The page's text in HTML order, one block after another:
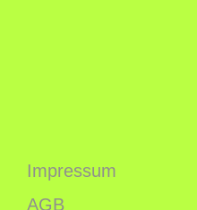
e
Impressum
AGB